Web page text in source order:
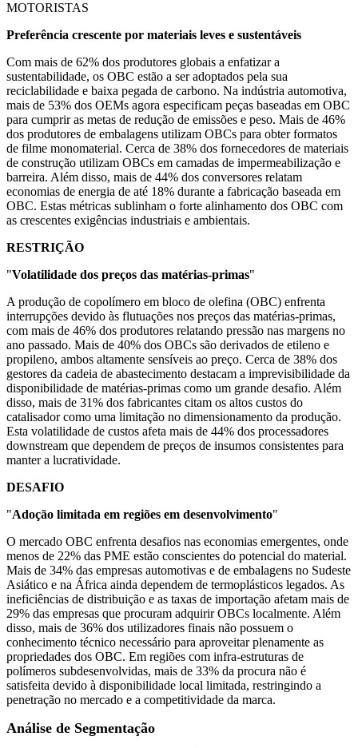
MOTORISTAS
Preferência crescente por materiais leves e sustentáveis
Com mais de 62% dos produtores globais a enfatizar a
sustentabilidade, os OBC estão a ser adoptados pela sua
reciclabilidade e baixa pegada de carbono. Na indústria automotiva,
mais de 53% dos OEMs agora especificam peças baseadas em OBC
para cumprir as metas de redução de emissões e peso. Mais de 46%
dos produtores de embalagens utilizam OBCs para obter formatos
de filme monomaterial. Cerca de 38% dos fornecedores de materiais
de construção utilizam OBCs em camadas de impermeabilização e
barreira. Além disso, mais de 44% dos conversores relatam
economias de energia de até 18% durante a fabricação baseada em
OBC. Estas métricas sublinham o forte alinhamento dos OBC com
as crescentes exigências industriais e ambientais.
RESTRIÇÃO
"Volatilidade dos preços das matérias-primas"
A produção de copolímero em bloco de olefina (OBC) enfrenta
interrupções devido às flutuações nos preços das matérias-primas,
com mais de 46% dos produtores relatando pressão nas margens no
ano passado. Mais de 40% dos OBCs são derivados de etileno e
propileno, ambos altamente sensíveis ao preço. Cerca de 38% dos
gestores da cadeia de abastecimento destacam a imprevisibilidade da
disponibilidade de matérias-primas como um grande desafio. Além
disso, mais de 31% dos fabricantes citam os altos custos do
catalisador como uma limitação no dimensionamento da produção.
Esta volatilidade de custos afeta mais de 44% dos processadores
downstream que dependem de preços de insumos consistentes para
manter a lucratividade.
DESAFIO
"Adoção limitada em regiões em desenvolvimento"
O mercado OBC enfrenta desafios nas economias emergentes, onde
menos de 22% das PME estão conscientes do potencial do material.
Mais de 34% das empresas automotivas e de embalagens no Sudeste
Asiático e na África ainda dependem de termoplásticos legados. As
ineficiências de distribuição e as taxas de importação afetam mais de
29% das empresas que procuram adquirir OBCs localmente. Além
disso, mais de 36% dos utilizadores finais não possuem o
conhecimento técnico necessário para aproveitar plenamente as
propriedades dos OBC. Em regiões com infra-estruturas de
polímeros subdesenvolvidas, mais de 33% da procura não é
satisfeita devido à disponibilidade local limitada, restringindo a
penetração no mercado e a competitividade da marca.
Análise de Segmentação